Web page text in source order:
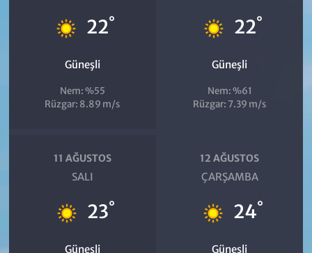
22°
Güneşli
Nem: %55
Rüzgar: 8.89 m/s
22°
Güneşli
Nem: %61
Rüzgar: 7.39 m/s
11 AĞUSTOS
SALI
23°
Güneşli
12 AĞUSTOS
ÇARŞAMBA
24°
Güneşli